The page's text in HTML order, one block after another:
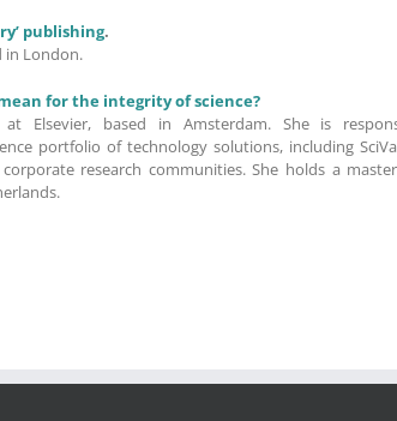
publishing.
in London.
for the integrity of science?
at Elsevier, based in Amsterdam. She is
portfolio of technology solutions, including
research communities. She holds a